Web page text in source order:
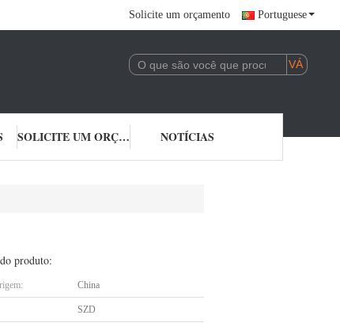
Solicite um orçamento Portuguese
SOLICITE UM ORÇAMENTO NOTÍCIAS
produto:
China
SZD